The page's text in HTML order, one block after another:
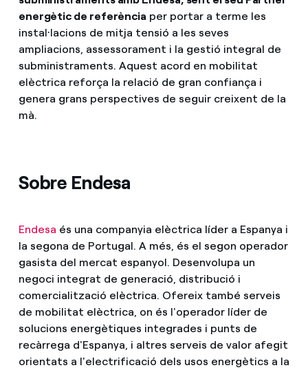
energètic de referència per portar a terme les
instal·lacions de mitja tensió a les seves
ampliacions, assessorament i la gestió integral de
subministraments. Aquest acord en mobilitat
elèctrica reforça la relació de gran confiança i
genera grans perspectives de seguir creixent de la
mà.
Sobre Endesa
Endesa és una companyia elèctrica líder a Espanya i
la segona de Portugal. A més, és el segon operador
gasista del mercat espanyol. Desenvolupa un
negoci integrat de generació, distribució i
comercialització elèctrica. Ofereix també serveis
de mobilitat elèctrica, on és l'operador líder de
solucions energètiques integrades i punts de
recàrrega d'Espanya, i altres serveis de valor afegit
orientats a l'electrificació dels usos energètics a la